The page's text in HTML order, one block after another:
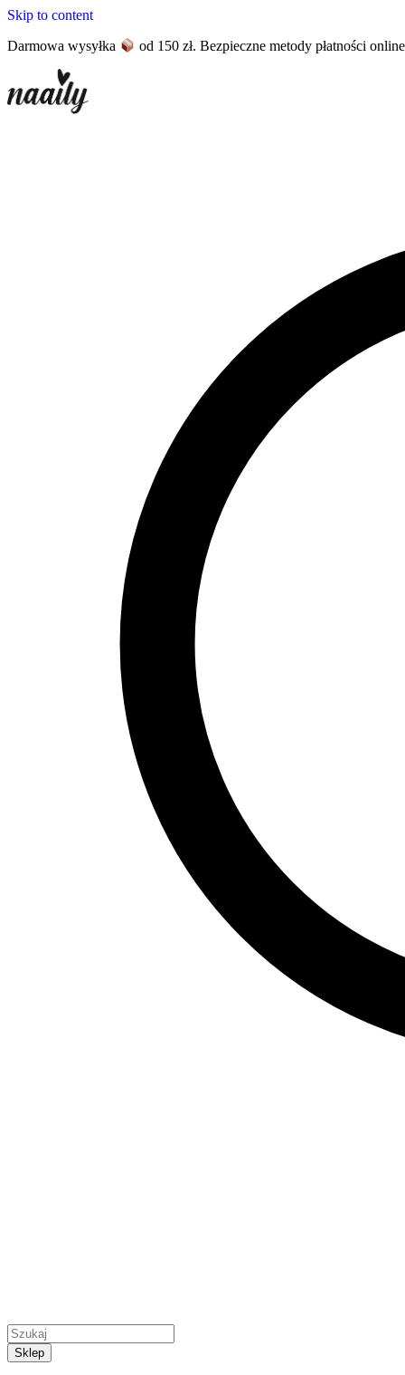
Skip to content
Darmowa wysyłka od 150 zł. Bezpieczne metody płatności
Sklep